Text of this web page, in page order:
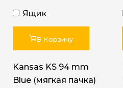
Ящик
В Корзину
Kansas KS 94 mm
Blue (мягкая пачка)